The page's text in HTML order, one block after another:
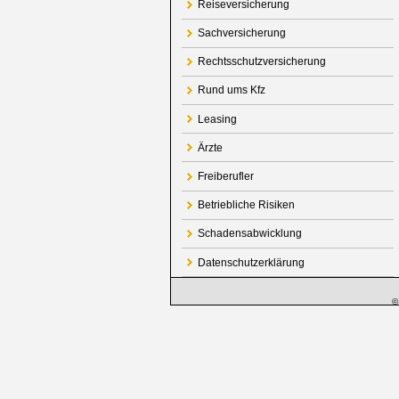
Reiseversicherung
Sachversicherung
Rechtsschutzversicherung
Rund ums Kfz
Leasing
Ärzte
Freiberufler
Betriebliche Risiken
Schadensabwicklung
Datenschutzerklärung
©